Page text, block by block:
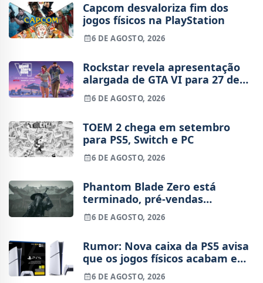
Capcom desvaloriza fim dos
jogos físicos na PlayStation
6 DE AGOSTO, 2026
Rockstar revela apresentação
alargada de GTA VI para 27 de
agosto
6 DE AGOSTO, 2026
TOEM 2 chega em setembro
para PS5, Switch e PC
6 DE AGOSTO, 2026
Phantom Blade Zero está
terminado, pré-vendas
começam na próxima semana
6 DE AGOSTO, 2026
Rumor: Nova caixa da PS5 avisa
que os jogos físicos acabam em
2028
6 DE AGOSTO, 2026